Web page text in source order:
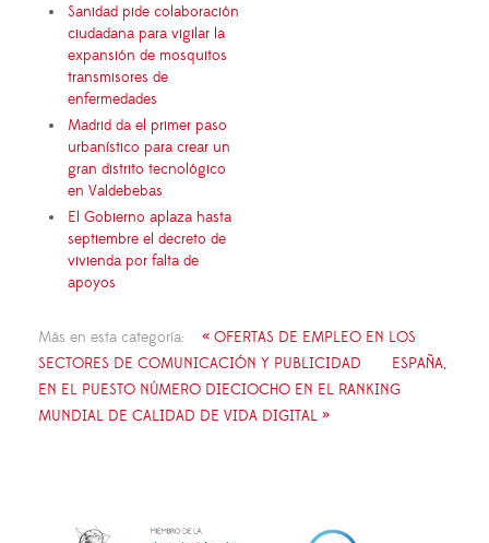
Sanidad pide colaboración
ciudadana para vigilar la
expansión de mosquitos
transmisores de
enfermedades
Madrid da el primer paso
urbanístico para crear un
gran distrito tecnológico
en Valdebebas
El Gobierno aplaza hasta
septiembre el decreto de
vivienda por falta de
apoyos
Más en esta categoría:
« OFERTAS DE EMPLEO EN LOS
SECTORES DE COMUNICACIÓN Y PUBLICIDAD
ESPAÑA,
EN EL PUESTO NÚMERO DIECIOCHO EN EL RANKING
MUNDIAL DE CALIDAD DE VIDA DIGITAL »